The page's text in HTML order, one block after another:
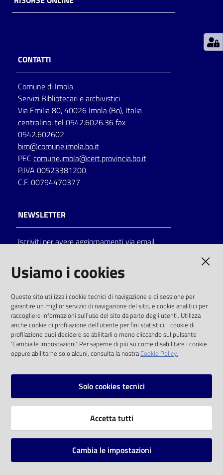
per
lettura
Seguici
su
Catalogo
on line
Eventi
Chiedi al
bibliotecario
CONTATTI
Comune di Imola
Servizi Bibliotecari e archivistici
Via Emilia 80, 40026 Imola (Bo), Italia
centralino: tel 0542.6026.36 fax
0542.602602
bim@comune.imola.bo.it
PEC comune.imola@cert.provincia.bo.it
P.IVA 00523381200
C.F. 00794470377
NEWSLETTER
Iscriviti per avere aggiornamenti via email
solo alle condizioni previste dalla direttiva
comunitaria 2003/98/CE e dal d.lgs. 36/2006
SOCIAL
Instagram
Vai alla pagina
Mappa del sito
Usiamo i cookies
Questo sito utilizza i cookie tecnici di navigazione e di sessione per
garantire un miglior servizio di navigazione del sito, e cookie analitici per
raccogliere informazioni sull'uso del sito da parte degli utenti. Utilizza
anche cookie di profilazione dell'utente per fini statistici. I cookie di
profilazione puoi decidere se abilitarli o meno cliccando sul pulsante
'Cambia le impostazioni'. Per saperne di più su come disabilitare i cookie
oppure abilitarne solo alcuni, consulta la nostraCookie Policy.
Solo cookies tecnici
Accetta tutti
Cambia le impostazioni